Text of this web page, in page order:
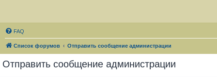
FAQ
Список форумов Отправить сообщение администрации
Отправить сообщение администрации